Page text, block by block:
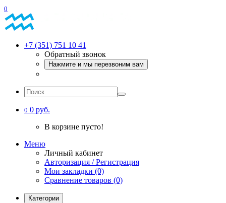
0
+7 (351) 751 10 41
Обратный звонок
Нажмите и мы перезвоним вам
0 0 руб.
В корзине пусто!
Меню
Личный кабинет
Авторизация / Регистрация
Мои закладки (0)
Сравнение товаров (0)
Категории